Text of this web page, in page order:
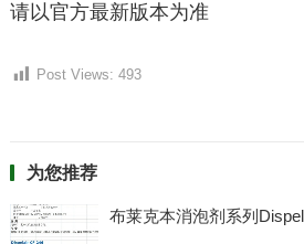
请以官方最新版本为准
Post Views: 493
为您推荐
布莱克本消泡剂系列